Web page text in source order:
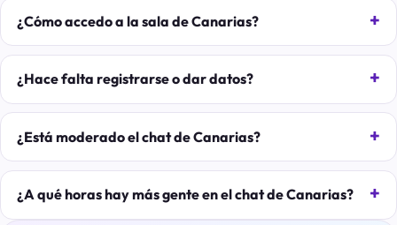
¿Cómo accedo a la sala de Canarias?
¿Hace falta registrarse o dar datos?
¿Está moderado el chat de Canarias?
¿A qué horas hay más gente en el chat de Canarias?